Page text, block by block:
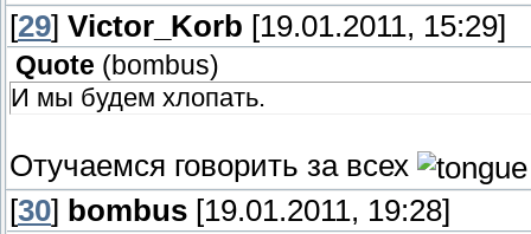
[29] Victor_Korb [19.01.2011, 15:29]
Quote (bombus)
И мы будем хлопать.
Отучаемся говорить за всех
[30] bombus [19.01.2011, 19:28]